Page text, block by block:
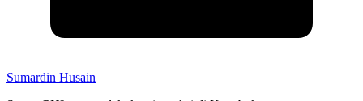
Sumardin Husain